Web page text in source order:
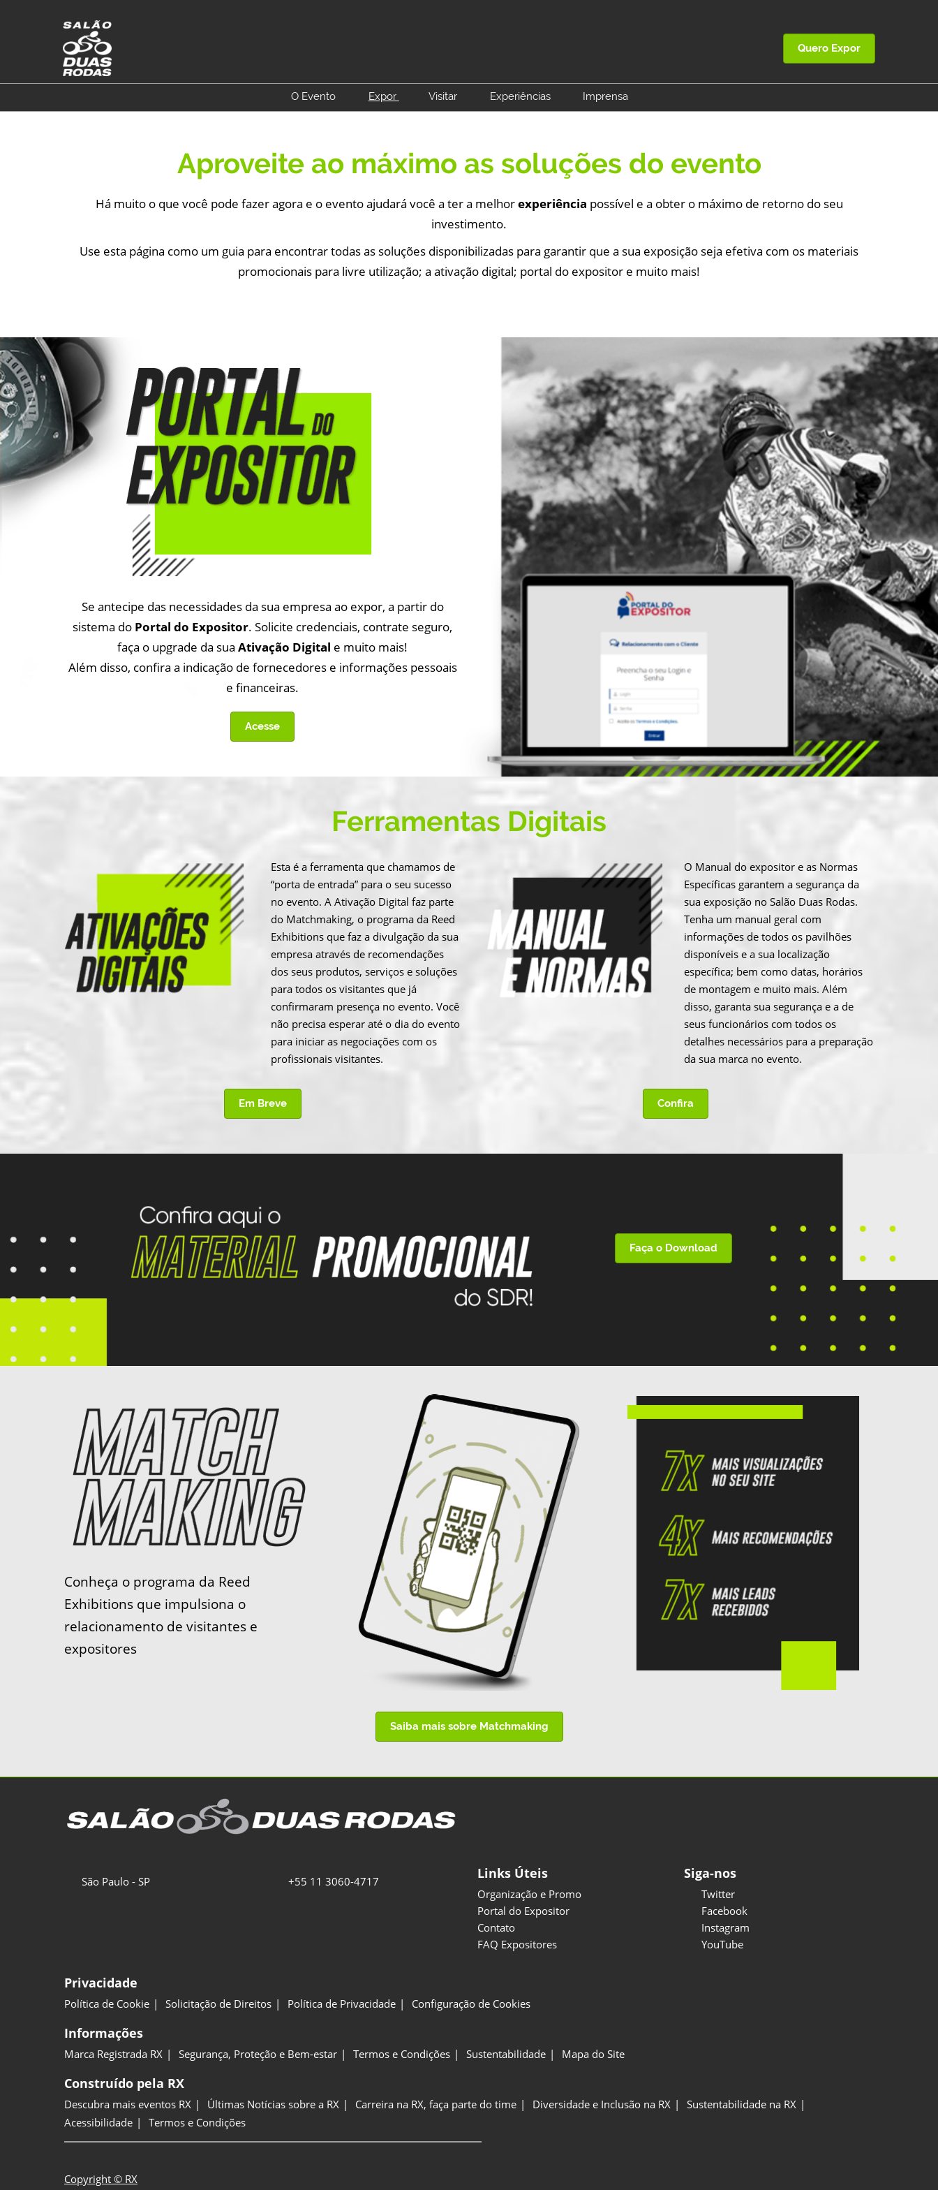
para
o
conteúdo
Quero Expor
O Evento Expor
Já sou Expositor
Matchmaking
Visitar
Matchmaking
Experiências Imprensa
Aproveite ao máximo as soluções do evento
Há muito o que você pode fazer agora e o evento ajudará você a ter a melhorexperiência possível e a obter o máximo de retorno do seu
investimento.
Use esta página como um guia para encontrar todas as soluções disponibilizadas para garantir que a sua exposição seja efetiva com os materiais
promocionais para livre utilização; a ativação digital; portal do expositor e muito mais!
Se antecipe das necessidades da sua empresa ao expor, a partir do
sistema do Portal do Expositor. Solicite credenciais, contrate seguro,
faça o upgrade da sua Ativação Digital e muito mais!
Além disso, confira a indicação de fornecedores e informações pessoais
e financeiras.
Acesse
Ferramentas Digitais
Esta é a ferramenta que chamamos de
“porta de entrada” para o seu sucesso
no evento. A Ativação Digital faz parte
do Matchmaking, o programa da Reed
Exhibitions que faz a divulgação da sua
empresa através de recomendações
dos seus produtos, serviços e soluções
para todos os visitantes que já
confirmaram presença no evento. Você
não precisa esperar até o dia do evento
para iniciar as negociações com os
profissionais visitantes.
O Manual do expositor e as Normas
Específicas garantem a segurança da
sua exposição no Salão Duas Rodas.
Tenha um manual geral com
informações de todos os pavilhões
disponíveis e a sua localização
específica; bem como datas, horários
de montagem e muito mais. Além
disso, garanta sua segurança e a de
seus funcionários com todos os
detalhes necessários para a preparação
da sua marca no evento.
Em Breve Confira
Faça o Download
Conheça o programa da Reed
Exhibitions que impulsiona o
relacionamento de visitantes e
expositores
Saiba mais sobre Matchmaking
São Paulo - SP +55 11 3060-4717 Links Úteis
Organização e Promo
Portal do Expositor
Contato
FAQ Expositores
Siga-nos
Twitter
Facebook
Instagram
YouTube
Privacidade
Política de Cookie Solicitação de Direitos Política de Privacidade Configuração de Cookies
Informações
Marca Registrada RX Segurança, Proteção e Bem-estar Termos e Condições Sustentabilidade Mapa do Site
Construído pela RX
Descubra mais eventos RX Últimas Notícias sobre a RX Carreira na RX, faça parte do time Diversidade e Inclusão na RX
Sustentabilidade na RX
Acessibilidade
Termos e Condições
Copyright © RX